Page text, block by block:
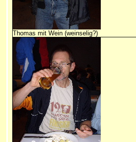
Thomas mit Wein (weinselig?)